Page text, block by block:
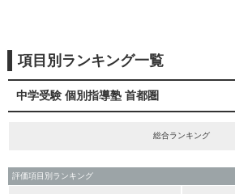
項目別ランキング一覧
中学受験 個別指導塾 首都圏
総合ランキング
評価項目別ランキング